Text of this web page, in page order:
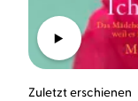
Zuletzt erschienen